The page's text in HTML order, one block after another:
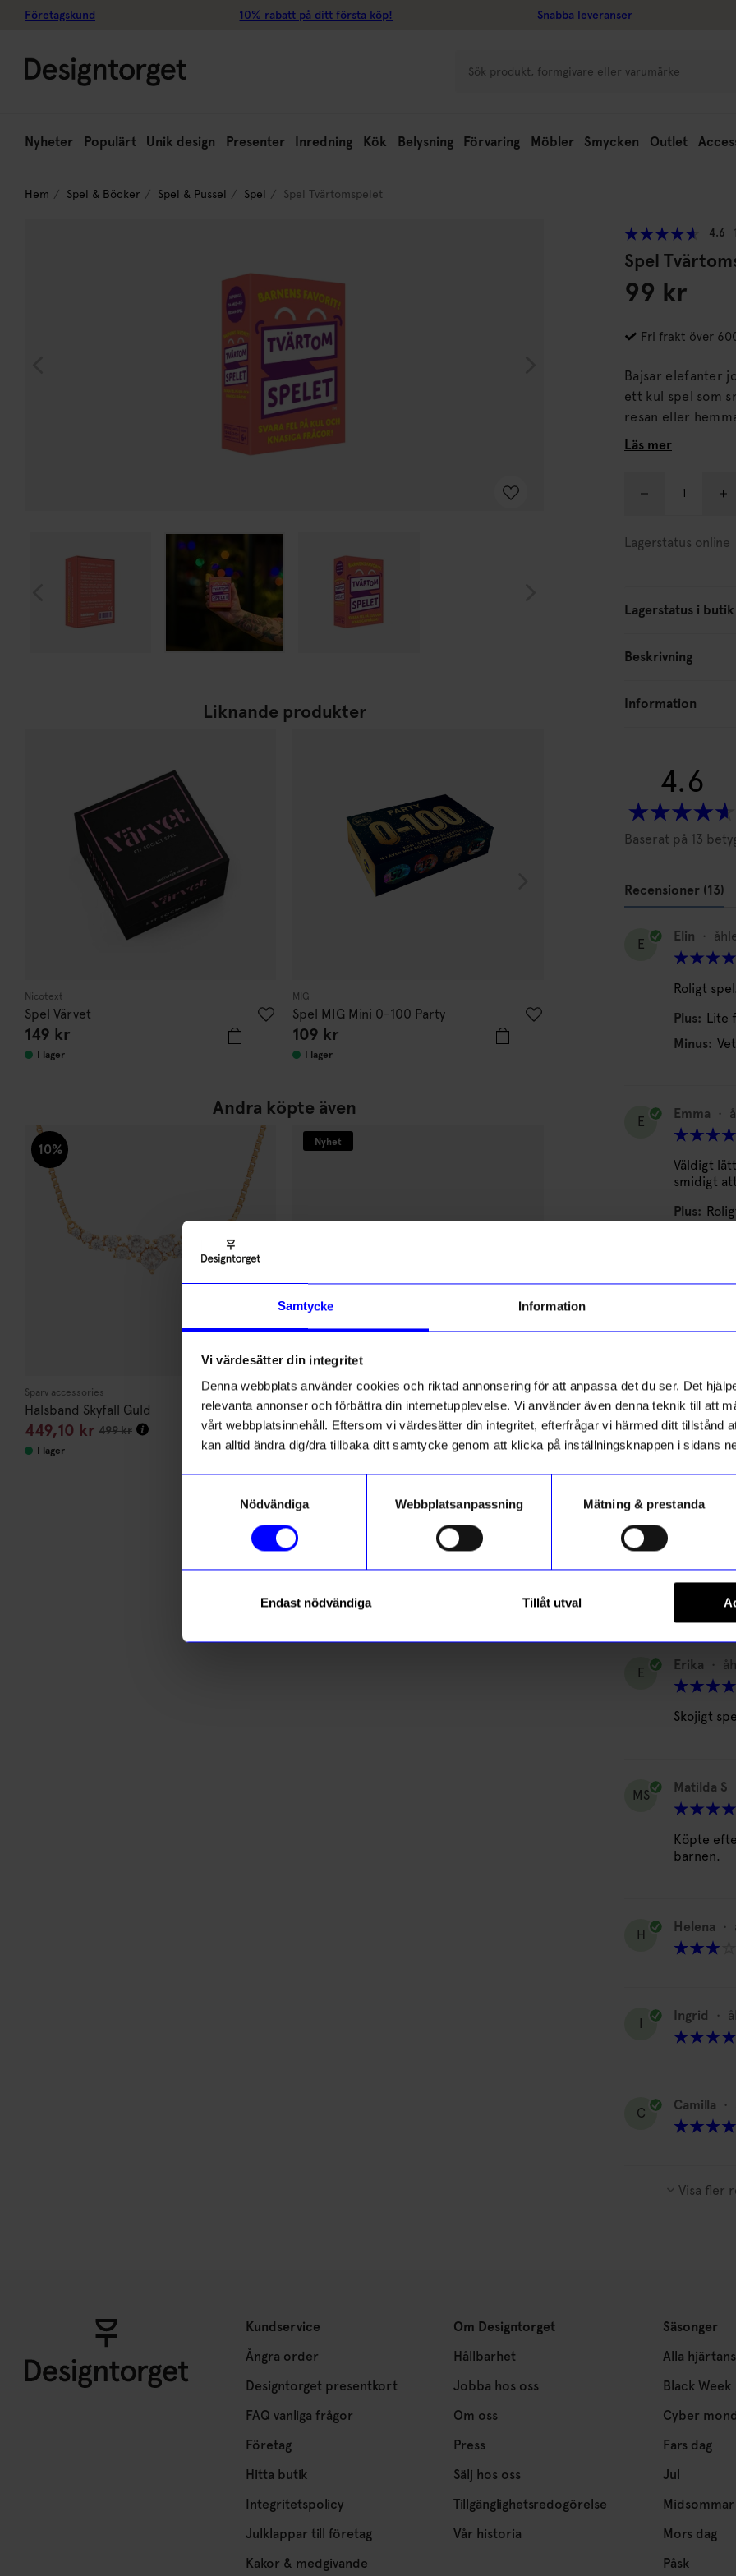
Samtycke Information
Vi värdesätter din integritet
Denna webbplats använder cookies och riktad annonsering för att anpassa det du ser. Det
relevanta annonser och förbättra din internetupplevelse. Vi använder även denna teknik till att
vårt webbplatsinnehåll. Eftersom vi värdesätter din integritet, efterfrågar vi härmed ditt tillstånd
kan alltid ändra dig/dra tillbaka ditt samtycke genom att klicka på inställningsknappen i sidans
Nödvändiga
Webbplatsanpassning Mätning & prestanda
Endast nödvändiga Tillåt utval
Företagskund 10% rabatt på ditt första köp! Snabba leveranser
Nyheter Populärt Unik design Presenter Inredning Kök Belysning Förvaring Möbler Smycken Outlet
Hem Spel & Böcker Spel & Pussel Spel Spel Tvärtomspelet
Liknande produkter
Nicotext
Spel Värvet
149 kr
I lager
MIG
Spel MIG Mini 0-100 Party
109 kr
I lager
Spel MIG Mini 0-100 Sverige
Andra köpte även
10%
Sparv accessories
Halsband Skyfall Guld
449,10 kr 499kr
I lager
Nyhet
Kikkerland
Överstrykningspenna
99kr
I lager
Djeco
Spel - Mysterax
125kr
I lager
4.6
Spel
99 kr
Fri frakt över
Bajsar elefanter
ett kul spel som
resan eller hemma i soffan. Här gäller det att
alltså tvärtom, på knasiga och
Läs mer
Lagerstatus online
Lagerstatus i butik
Beskrivning
Information
4.6
Baserat på 13
Recensioner (13)
E
Elin •
Roligt
Plus: Lite
Minus:
E
Emma •
Väldigt
smidigt
Plus:
IM
Ingrid M
Plus:
S
Stina •
Plus:
R
Roligt
E
Erika •
Skojigt
MS
Matilda S
Köpte
barnen.
H
Helena •
Ingrid •
C
Camilla •
Visa fler
Kundservice
Ångra order
Designtorget presentkort
FAQ vanliga frågor
Företag
Hitta butik
Integritetspolicy
Julklappar till företag
Kakor & medgivande
Om Designtorget
Hållbarhet
Jobba hos oss
Om oss
Press
Sälj hos oss
Tillgänglighetsredogörelse
Vår historia
Säsonger
Alla
Black Week
Cyber
Fars dag
Jul
Midsommar
Mors dag
Påsk